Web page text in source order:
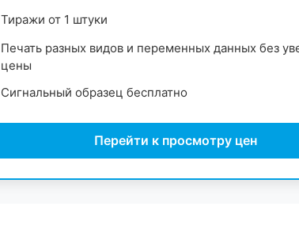
Тиражи от 1 штуки
Печать разных видов и переменных данных без
цены
Сигнальный образец бесплатно
Перейти к просмотру цен